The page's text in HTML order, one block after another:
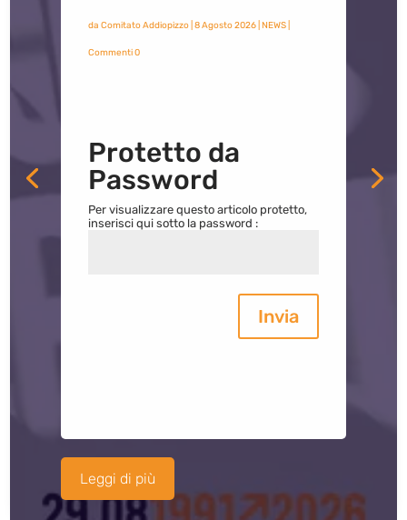
da Comitato Addiopizzo| 8 Agosto 2026| NEWS|
Commenti 0
Protetto da
Password
Per visualizzare questo articolo protetto,
inserisci qui sotto la password :
Invia
Leggi di più